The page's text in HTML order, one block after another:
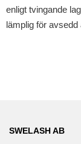
enligt tvingande
lämplig för avsedd
SWELASH AB